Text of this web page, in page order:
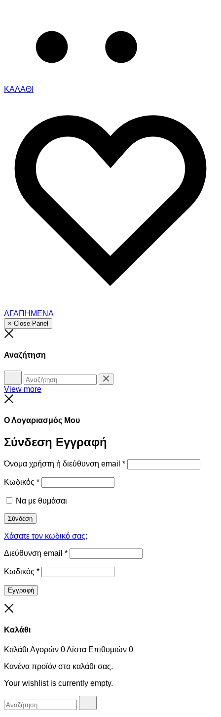
ΚΑΛΑΘΙ
ΑΓΑΠΗΜΕΝΑ
× Close Panel
Αναζήτηση
Αναζήτηση Reset
View more
Ο Λογαριασμός Μου
Σύνδεση Εγγραφή
Όνομα χρήστη ή διεύθυνση email *
Κωδικός *
Να με θυμάσαι
Σύνδεση
Χάσατε τον κωδικό σας;
Διεύθυνση email *
Κωδικός *
Εγγραφή
Καλάθι
Καλάθι Αγορών 0Λίστα Επιθυμιών 0
Κανένα προϊόν στο καλάθι σας.
Your wishlist is currently empty.
Αναζήτησα
για: